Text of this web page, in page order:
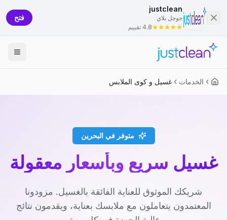
justclean
جوجل بلاي
4.8 تقييم
فتح
الخدمات غسيل و كوى الملابس
متوفر في البحرين
غسيل سريع وبأسعار معقولة
شريكك الموثوق للعناية الفائقة بالغسيل. مزودونا
المعتمدون يتعاملون مع ملابسك بعناية، ويقدمون نتائج